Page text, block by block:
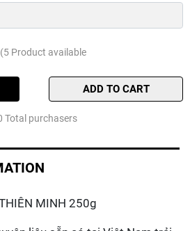
(5 Product available
ADD TO CART
Total purchasers
MINH 250g